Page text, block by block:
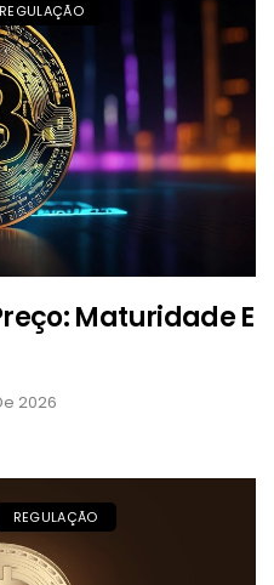
REGULAÇÃO
Maturidade E
2026
REGULAÇÃO